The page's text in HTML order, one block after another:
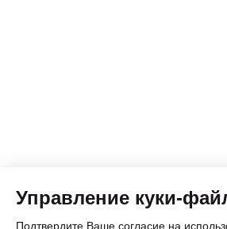
Управление куки-
Подтвердите Ваше согласие на